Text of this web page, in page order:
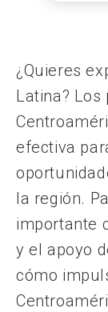
¿Quieres
Latina? Los
efectiva
la región.
importante
y el apoyo
cómo